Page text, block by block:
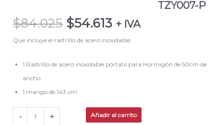
TZY007-P
$84.025 $54.613 + IVA
Que incluye el rastrillo de acero inoxidable:
1 Rastrillo de acero inoxidable pórtatil para Hormigón de 50cm de
ancho
1 mango de 143 cm
- + Añadir al carrito